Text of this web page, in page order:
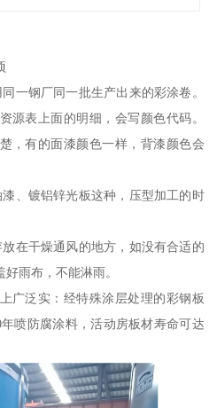
一钢厂同一批生产出来的彩涂卷。
源表上面的明细，会写颜色代码。
，有的面漆颜色一样，背漆颜色会
、镀铝锌光板这种，压型加工的时
在干燥通风的地方，如没有合适的
雨布，不能淋雨。
广泛实：经特殊涂层处理的彩钢板
喷防腐涂料，活动房板材寿命可达